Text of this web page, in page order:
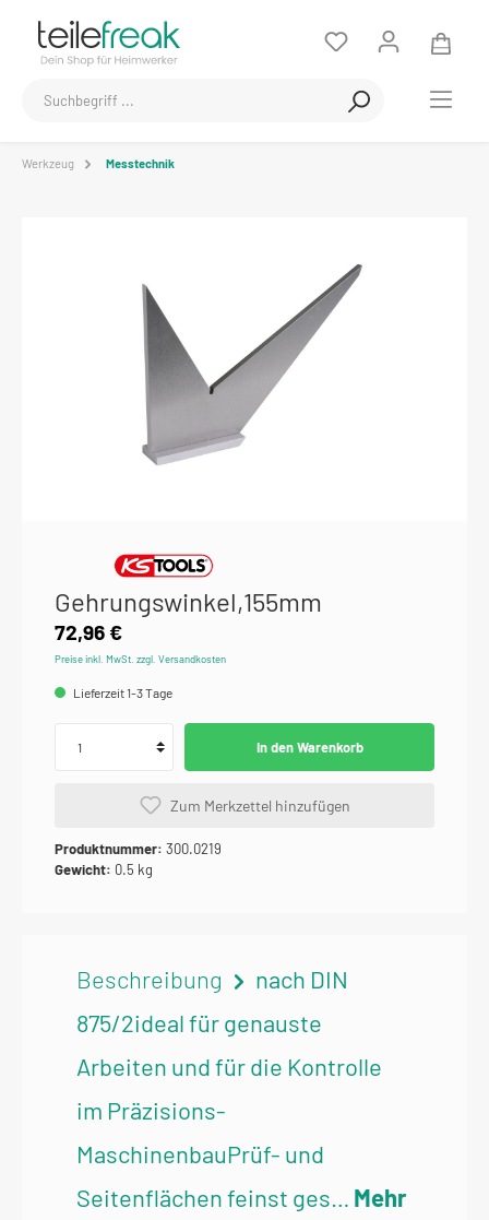
Werkzeug Messtechnik
Gehrungswinkel,155mm
72,96 €
Preise inkl. MwSt. zzgl. Versandkosten
Lieferzeit 1-3 Tage
In den Warenkorb
Zum Merkzettel hinzufügen
Produktnummer: 300.0219
Gewicht: 0.5 kg
Beschreibung
nach DIN
875/2ideal für genauste
Arbeiten und für die Kontrolle
im Präzisions-
MaschinenbauPrüf- und
Seitenflächen feinst ges… Mehr